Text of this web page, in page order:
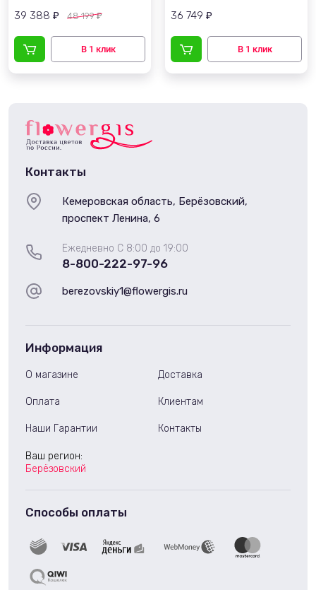
39 388 ₽ 48 199₽ 36 749 ₽
Контакты
Ежедневно С 8:00 до 19:00
8-800-222-97-96
Кемеровская область, Берёзовский,
проспект Ленина, 6
berezovskiy1@flowergis.ru
Информация
О магазине Доставка
Оплата Клиентам
Наши Гарантии Контакты
Ваш регион:
Берёзовский
Способы оплаты